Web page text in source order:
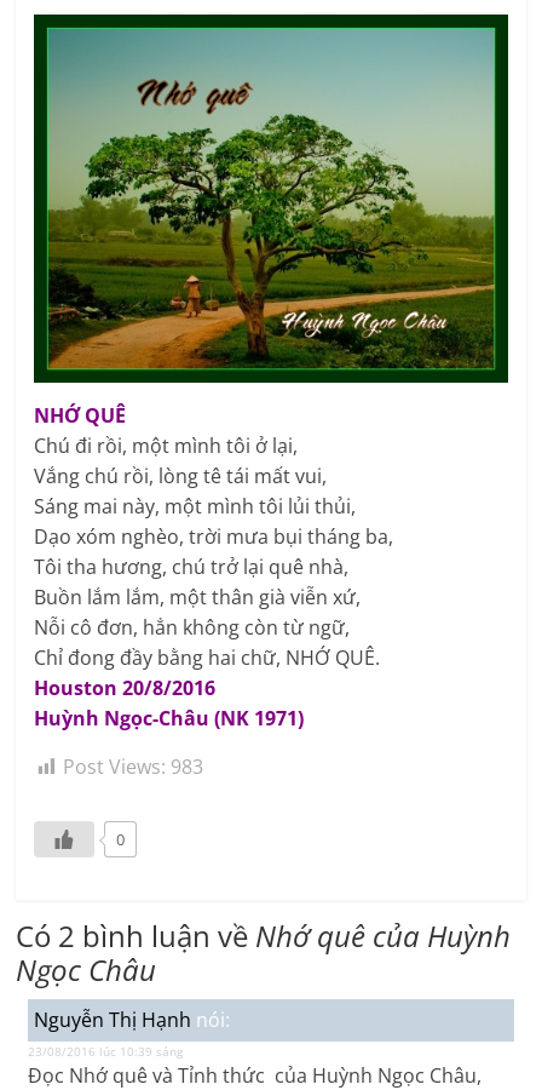
NHỚ QUÊ
Chú đi rồi, một mình tôi ở lại,
Vắng chú rồi, lòng tê tái mất vui,
Sáng mai này, một mình tôi lủi thủi,
Dạo xóm nghèo, trời mưa bụi tháng ba,
Tôi tha hương, chú trở lại quê nhà,
Buồn lắm lắm, một thân già viễn xứ,
Nỗi cô đơn, hẳn không còn từ ngữ,
Chỉ đong đầy bằng hai chữ, NHỚ QUÊ.
Houston 20/8/2016
Huỳnh Ngọc-Châu (NK 1971)
Post Views: 983
0
Có 2 bình luận về Nhớ quê của Huỳnh
Ngọc Châu
Nguyễn Thị Hạnh nói:
23/08/2016 lúc 10:39 sáng
Đọc Nhớ quê và Tỉnh thức của Huỳnh Ngọc Châu,